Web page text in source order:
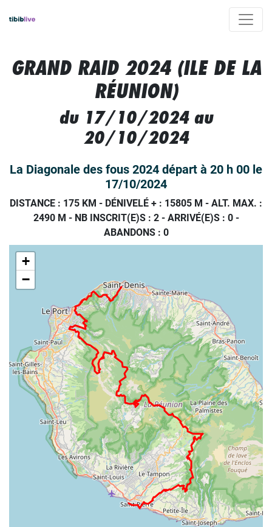
GRAND RAID 2024 (ILE DE LA
RÉUNION)
du 17/10/2024 au
20/10/2024
La Diagonale des fous 2024 départ à 20 h 00 le
17/10/2024
DISTANCE : 175 KM - DÉNIVELÉ + : 15805 M - ALT. MAX. :
2490 M - NB INSCRIT(E)S : 2- ARRIVÉ(E)S : 0-
ABANDONS : 0
+
−